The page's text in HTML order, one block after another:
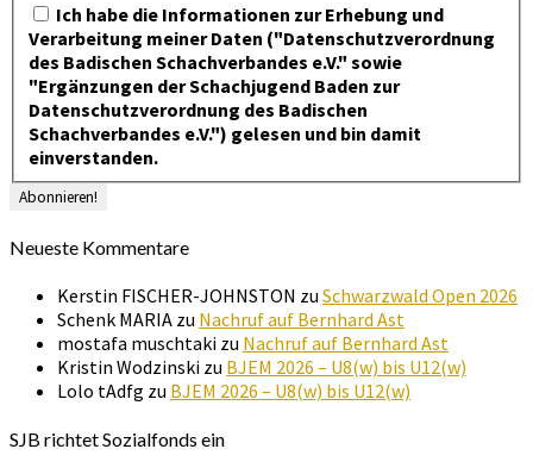
Ich habe die Informationen zur Erhebung und
Verarbeitung meiner Daten ("Datenschutzverordnung
des Badischen Schachverbandes e.V." sowie
"Ergänzungen der Schachjugend Baden zur
Datenschutzverordnung des Badischen
Schachverbandes e.V.") gelesen und bin damit
einverstanden.
Neueste Kommentare
Kerstin FISCHER-JOHNSTON zu Schwarzwald Open 2026
Schenk MARIA zu Nachruf auf Bernhard Ast
mostafa muschtaki zu Nachruf auf Bernhard Ast
Kristin Wodzinski zu BJEM 2026 – U8(w) bis U12(w)
Lolo tAdfg zu BJEM 2026 – U8(w) bis U12(w)
SJB richtet Sozialfonds ein